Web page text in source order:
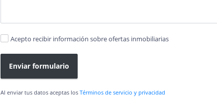
Acepto recibir información sobre ofertas inmobiliarias
Enviar formulario
Al enviar tus datos aceptas losTérminos de servicio y privacidad